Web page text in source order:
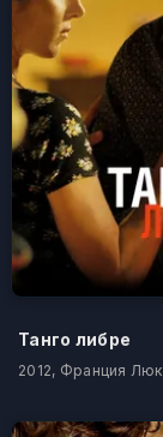
Танго либре